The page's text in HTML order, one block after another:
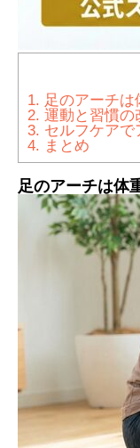
1. 足のアーチ
2. 運動と習慣の
3. セルフケア
4. まとめ
足のアーチは体